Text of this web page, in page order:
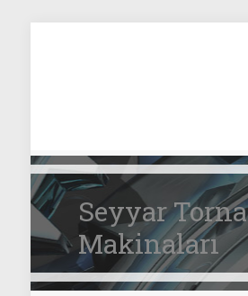
Seyyar Torna
Makinaları